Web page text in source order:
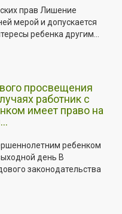
прав Лишение
мерой и допускается
ребенка другим...
просвещения
работник с
имеет право на
ребенком
день В
законодательства